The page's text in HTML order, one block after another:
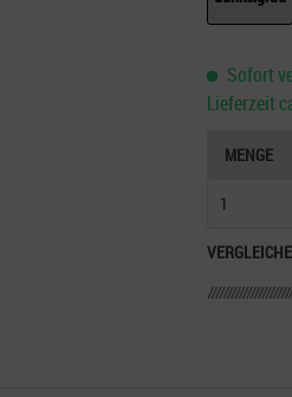
Sofort
Lieferzeit
MENGE